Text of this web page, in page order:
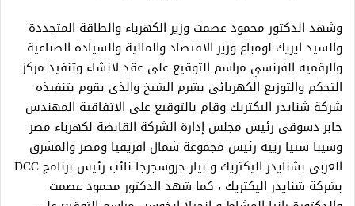
وشهد الدكتور محمود عصمت وزير الكهرباء والطاقة المتجددة
والسيد ايريك لومباغ وزير الاقتصاد والمالية والسيادة الصناعية
والرقمية الفرنسي مراسم التوقيع على عقد لانشاء وتنفيذ مركز
التحكم والتوزيع الكهربائى بشرم الشيخ والذى يقوم بتنفيذه
شركة شنايدر اليكتريك وقام بالتوقيع على الاتفاقية المهندس
جابر دسوقى رئيس مجلس إدارة الشركة القابضة لكهرباء مصر
وسيبا ستيا رييه رئيس مجموعة شمال افريقيا ومصر والمشرق
العربى بشنايدر اليكتريك و بيار جروسجرجا نائب رئيس برنامج DCC
بشركة شنايدر اليكتريك ، كما شهد الدكتور محمود عصمت